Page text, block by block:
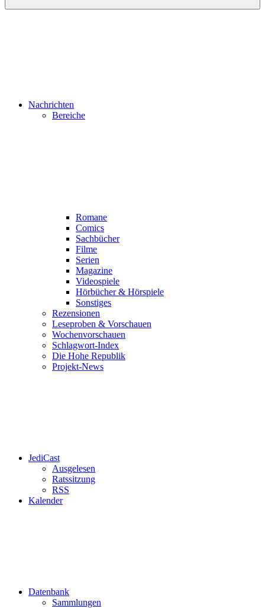
Nachrichten
Bereiche
Romane
Comics
Sachbücher
Filme
Serien
Magazine
Videospiele
Hörbücher & Hörspiele
Sonstiges
Rezensionen
Leseproben & Vorschauen
Wochenvorschauen
Schlagwort-Index
Die Hohe Republik
Projekt-News
JediCast
Ausgelesen
Ratssitzung
RSS
Kalender
Datenbank
Sammlungen